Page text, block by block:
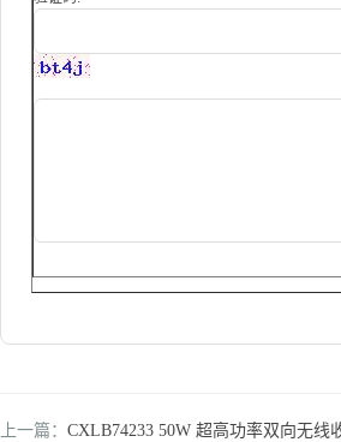
上一篇： CXLB74233 50W 超高功率双向无线